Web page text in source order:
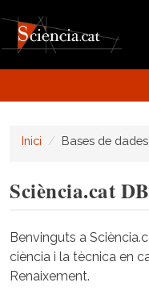
Inici Bases de dades
Sciència.cat DB
Benvinguts a
ciència i la tècnica en
Renaixement.